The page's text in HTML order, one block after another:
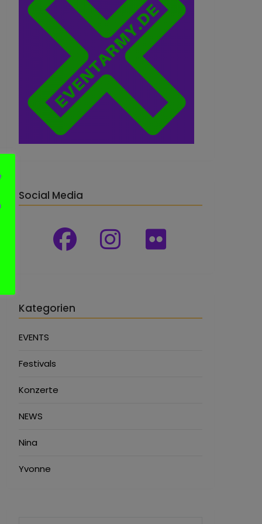
Social Media
Kategorien
EVENTS
Festivals
Konzerte
NEWS
Nina
Yvonne